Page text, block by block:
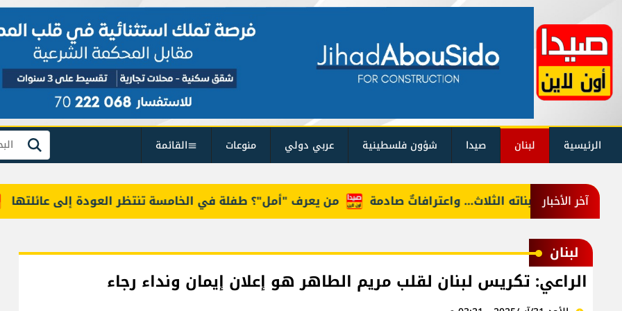
الرئيسية لبنان صيدا شؤون فلسطينية عربي دولي منوعات القائمة بحث
آخر الأخبار من يعرف "أمل"؟ طفلة في الخامسة تنتظر العودة إلى عائلتها على بناته الثلاث… واعترافاتٌ صادمة
لبنان
الراعي: تكريس لبنان لقلب مريم الطاهر هو إعلان إيمان ونداء رجاء